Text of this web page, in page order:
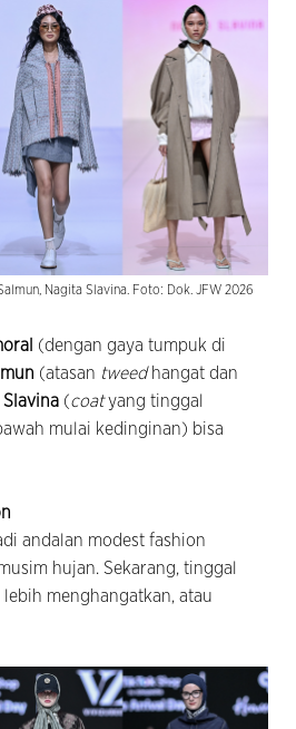
Nagita Slavina. Foto: Dok. JFW 2026
(dengan gaya tumpuk di
(atasan tweedhangat dan
Slavina (coatyang tinggal
mulai kedinginan) bisa
andalan modest fashion
hujan. Sekarang, tinggal
menghangatkan, atau